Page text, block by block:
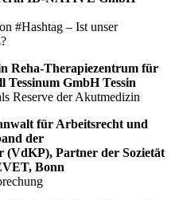
#Hashtag – Ist unser
Reha-Therapiezentrum für
Tessinum GmbH Tessin
Reserve der Akutmedizin
für Arbeitsrecht und
der
(VdKP), Partner der Sozietät
Bonn